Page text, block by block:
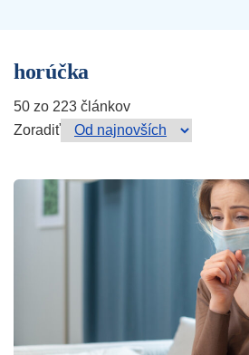
horúčka
50 zo 223 článkov
Zoradiť